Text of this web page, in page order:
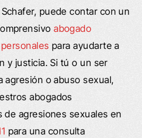
puede contar con un
abogado
para ayudarte a
y justicia. Si tú o un ser
agresión o abuso sexual,
abogados
de agresiones sexuales en
para una consulta